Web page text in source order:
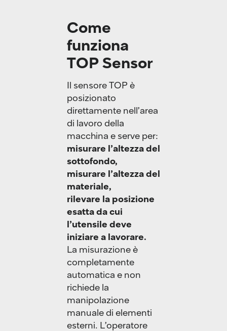
Come
funziona
TOP Sensor
Il sensore TOP è
posizionato
direttamente nell’area
di lavoro della
macchina e serve per:
misurare l’altezza del
sottofondo,
misurare l’altezza del
materiale,
rilevare la posizione
esatta da cui
l’utensile deve
iniziare a lavorare.
La misurazione è
completamente
automatica e non
richiede la
manipolazione
manuale di elementi
esterni. L’operatore